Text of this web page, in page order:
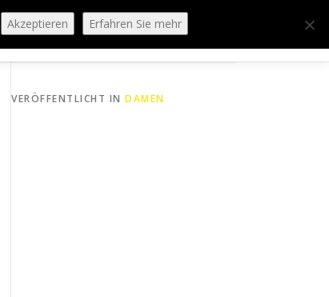
SPORTHEIM „LA CASA“
VERÖFFENTLICHT IN DAMEN
Akzeptieren Erfahren Sie mehr